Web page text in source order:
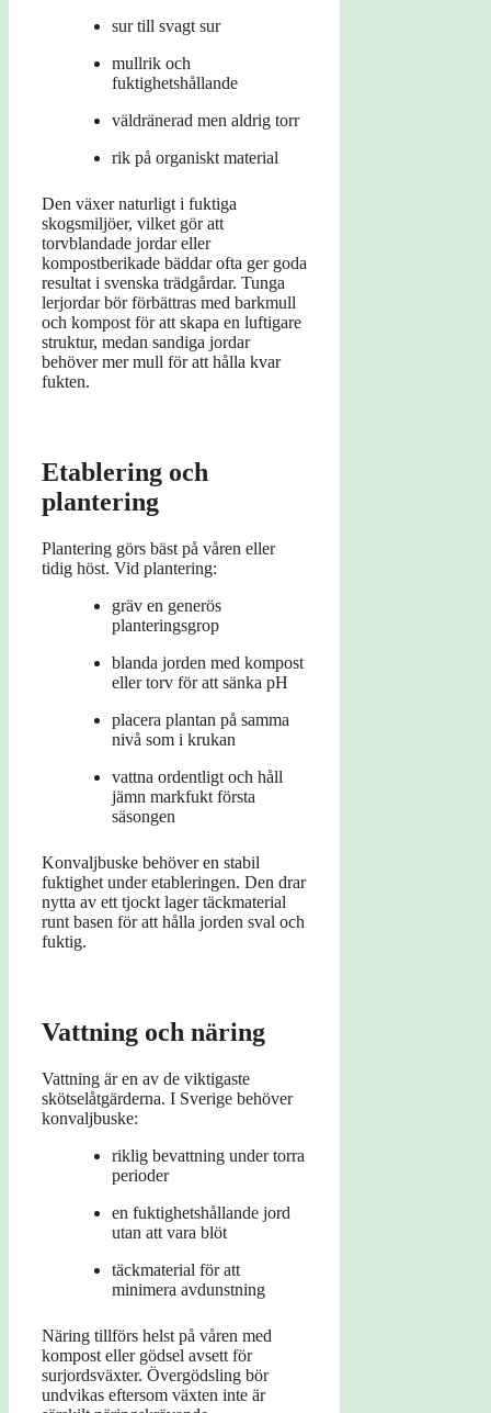
sur till svagt sur
mullrik och
fuktighetshållande
väldränerad men aldrig torr
rik på organiskt material
Den växer naturligt i fuktiga
skogsmiljöer, vilket gör att
torvblandade jordar eller
kompostberikade bäddar ofta ger goda
resultat i svenska trädgårdar. Tunga
lerjordar bör förbättras med barkmull
och kompost för att skapa en luftigare
struktur, medan sandiga jordar
behöver mer mull för att hålla kvar
fukten.
Etablering och
plantering
Plantering görs bäst på våren eller
tidig höst. Vid plantering:
gräv en generös
planteringsgrop
blanda jorden med kompost
eller torv för att sänka pH
placera plantan på samma
nivå som i krukan
vattna ordentligt och håll
jämn markfukt första
säsongen
Konvaljbuske behöver en stabil
fuktighet under etableringen. Den drar
nytta av ett tjockt lager täckmaterial
runt basen för att hålla jorden sval och
fuktig.
Vattning och näring
Vattning är en av de viktigaste
skötselåtgärderna. I Sverige behöver
konvaljbuske:
riklig bevattning under torra
perioder
en fuktighetshållande jord
utan att vara blöt
täckmaterial för att
minimera avdunstning
Näring tillförs helst på våren med
kompost eller gödsel avsett för
surjordsväxter. Övergödsling bör
undvikas eftersom växten inte är